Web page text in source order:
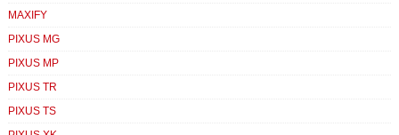
MAXIFY
PIXUS MG
PIXUS MP
PIXUS TR
PIXUS TS